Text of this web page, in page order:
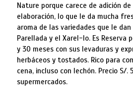
Nature porque carece de adición de
elaboración, lo que le da mucha
aroma de las variedades que le
Parellada y el Xarel-lo. Es Reserva
y 30 meses con sus levaduras y
herbáceos y tostados. Rico para
cena, incluso con lechón. Precio S/.
supermercados.